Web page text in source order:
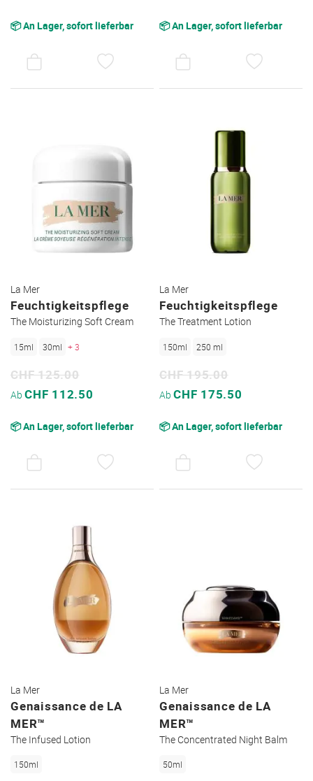
📦 An Lager, sofort lieferbar 📦 An Lager, sofort lieferbar
La Mer
Feuchtigkeitspflege
The Moisturizing Soft Cream
15ml 30ml + 3
Sonderpreis
Ab CHF 112.50
CHF 125.00
📦 An Lager, sofort lieferbar
La Mer
Feuchtigkeitspflege
The Treatment Lotion
150ml 250 ml
Sonderpreis
AbCHF 175.50
CHF 195.00
📦 An Lager, sofort lieferbar
La Mer
Genaissance de LA
MER™
The Infused Lotion
150ml
La Mer
Genaissance de LA
MER™
The Concentrated Night Balm
50ml